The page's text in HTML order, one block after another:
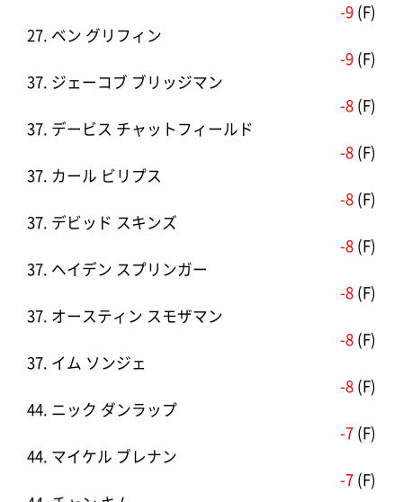
-9 (F)
27. ベン グリフィン
-9 (F)
37. ジェーコブ ブリッジマン
-8 (F)
37. デービス チャットフィールド
-8 (F)
37. カール ビリプス
-8 (F)
37. デビッド スキンズ
-8 (F)
37. ヘイデン スプリンガー
-8 (F)
37. オースティン スモザマン
-8 (F)
37. イム ソンジェ
-8 (F)
44. ニック ダンラップ
-7 (F)
44. マイケル ブレナン
-7 (F)